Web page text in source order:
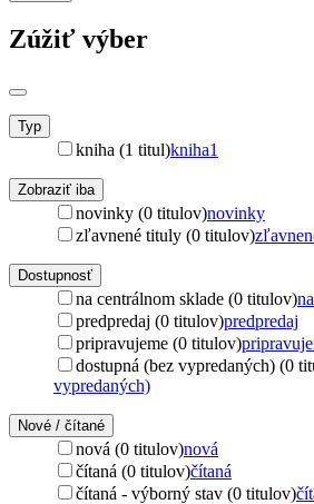
Zúžiť výber
Typ
kniha (1 titul)kniha1
Zobraziť iba
novinky (0 titulov)novinky
zľavnené tituly (0 titulov)
Dostupnosť
na centrálnom sklade (0 titulov)
predpredaj (0 titulov)predpredaj
pripravujeme (0 titulov)
dostupná (bez vypredaných) (0
vypredaných)
Nové / čítané
nová (0 titulov)nová
čítaná (0 titulov)čítaná
čítaná - výborný stav (0 titulov)